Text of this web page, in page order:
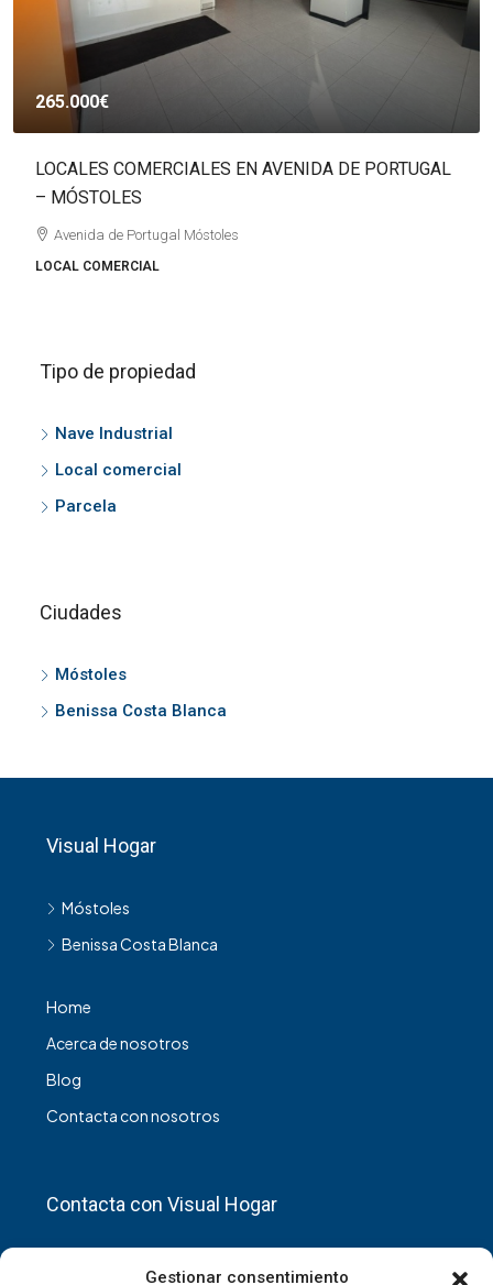
Gestionar consentimiento
VILLA DE NUEVA CONSTRUCCIÓN EN
Benissa, la Marina Alta, Alacant / Alicante,
Valenciana, 03720, España
Tipo de propiedad
Nave Industrial
Local comercial
Parcela
Ciudades
Móstoles
Benissa Costa Blanca
Visual Hogar
Móstoles
Benissa Costa Blanca
Home
Acerca de nosotros
Blog
Contacta con nosotros
Contacta con Visual Hogar